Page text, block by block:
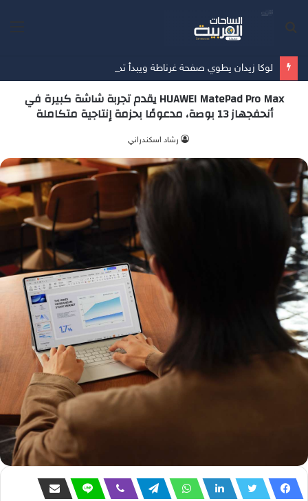
لوكا زيدان يطوي صفحة غرناطة ويبدأ تحدياً جديداً مع ليغانيس
HUAWEI MatePad Pro Max يقدم تجربة شاشة كبيرة في
أنحفجهاز 13 بوصة، مدعومًا بحزمة إنتاجية متكاملة
‫رشاد اسكندراني